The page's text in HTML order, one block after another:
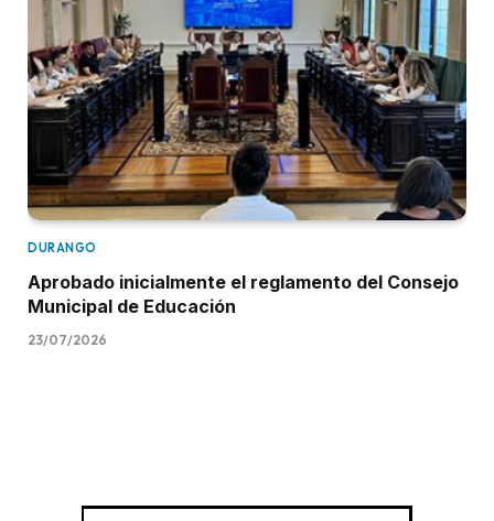
DURANGO
Aprobado inicialmente el reglamento del Consejo
Municipal de Educación
23/07/2026